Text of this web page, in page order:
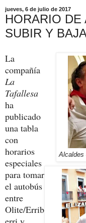
jueves, 6 de julio de 2017
HORARIO DE
SUBIR Y
Alcaldes
La
compañía
La
Tafallesa
ha
publicado
una tabla
con
horarios
especiales
para tomar
el autobús
entre
Olite/Errib